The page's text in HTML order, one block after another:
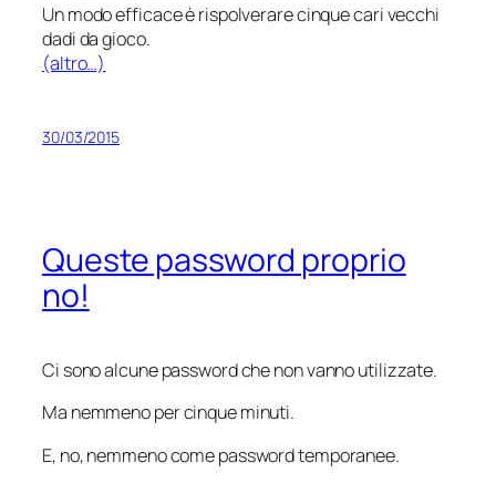
Un modo efficace è rispolverare cinque cari vecchi
dadi da gioco.
(altro…)
30/03/2015
Queste password proprio
no!
Ci sono alcune password che non vanno utilizzate.
Ma nemmeno per cinque minuti.
E, no, nemmeno come password temporanee.